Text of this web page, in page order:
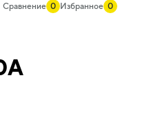
Сравнение 0 Избранное 0